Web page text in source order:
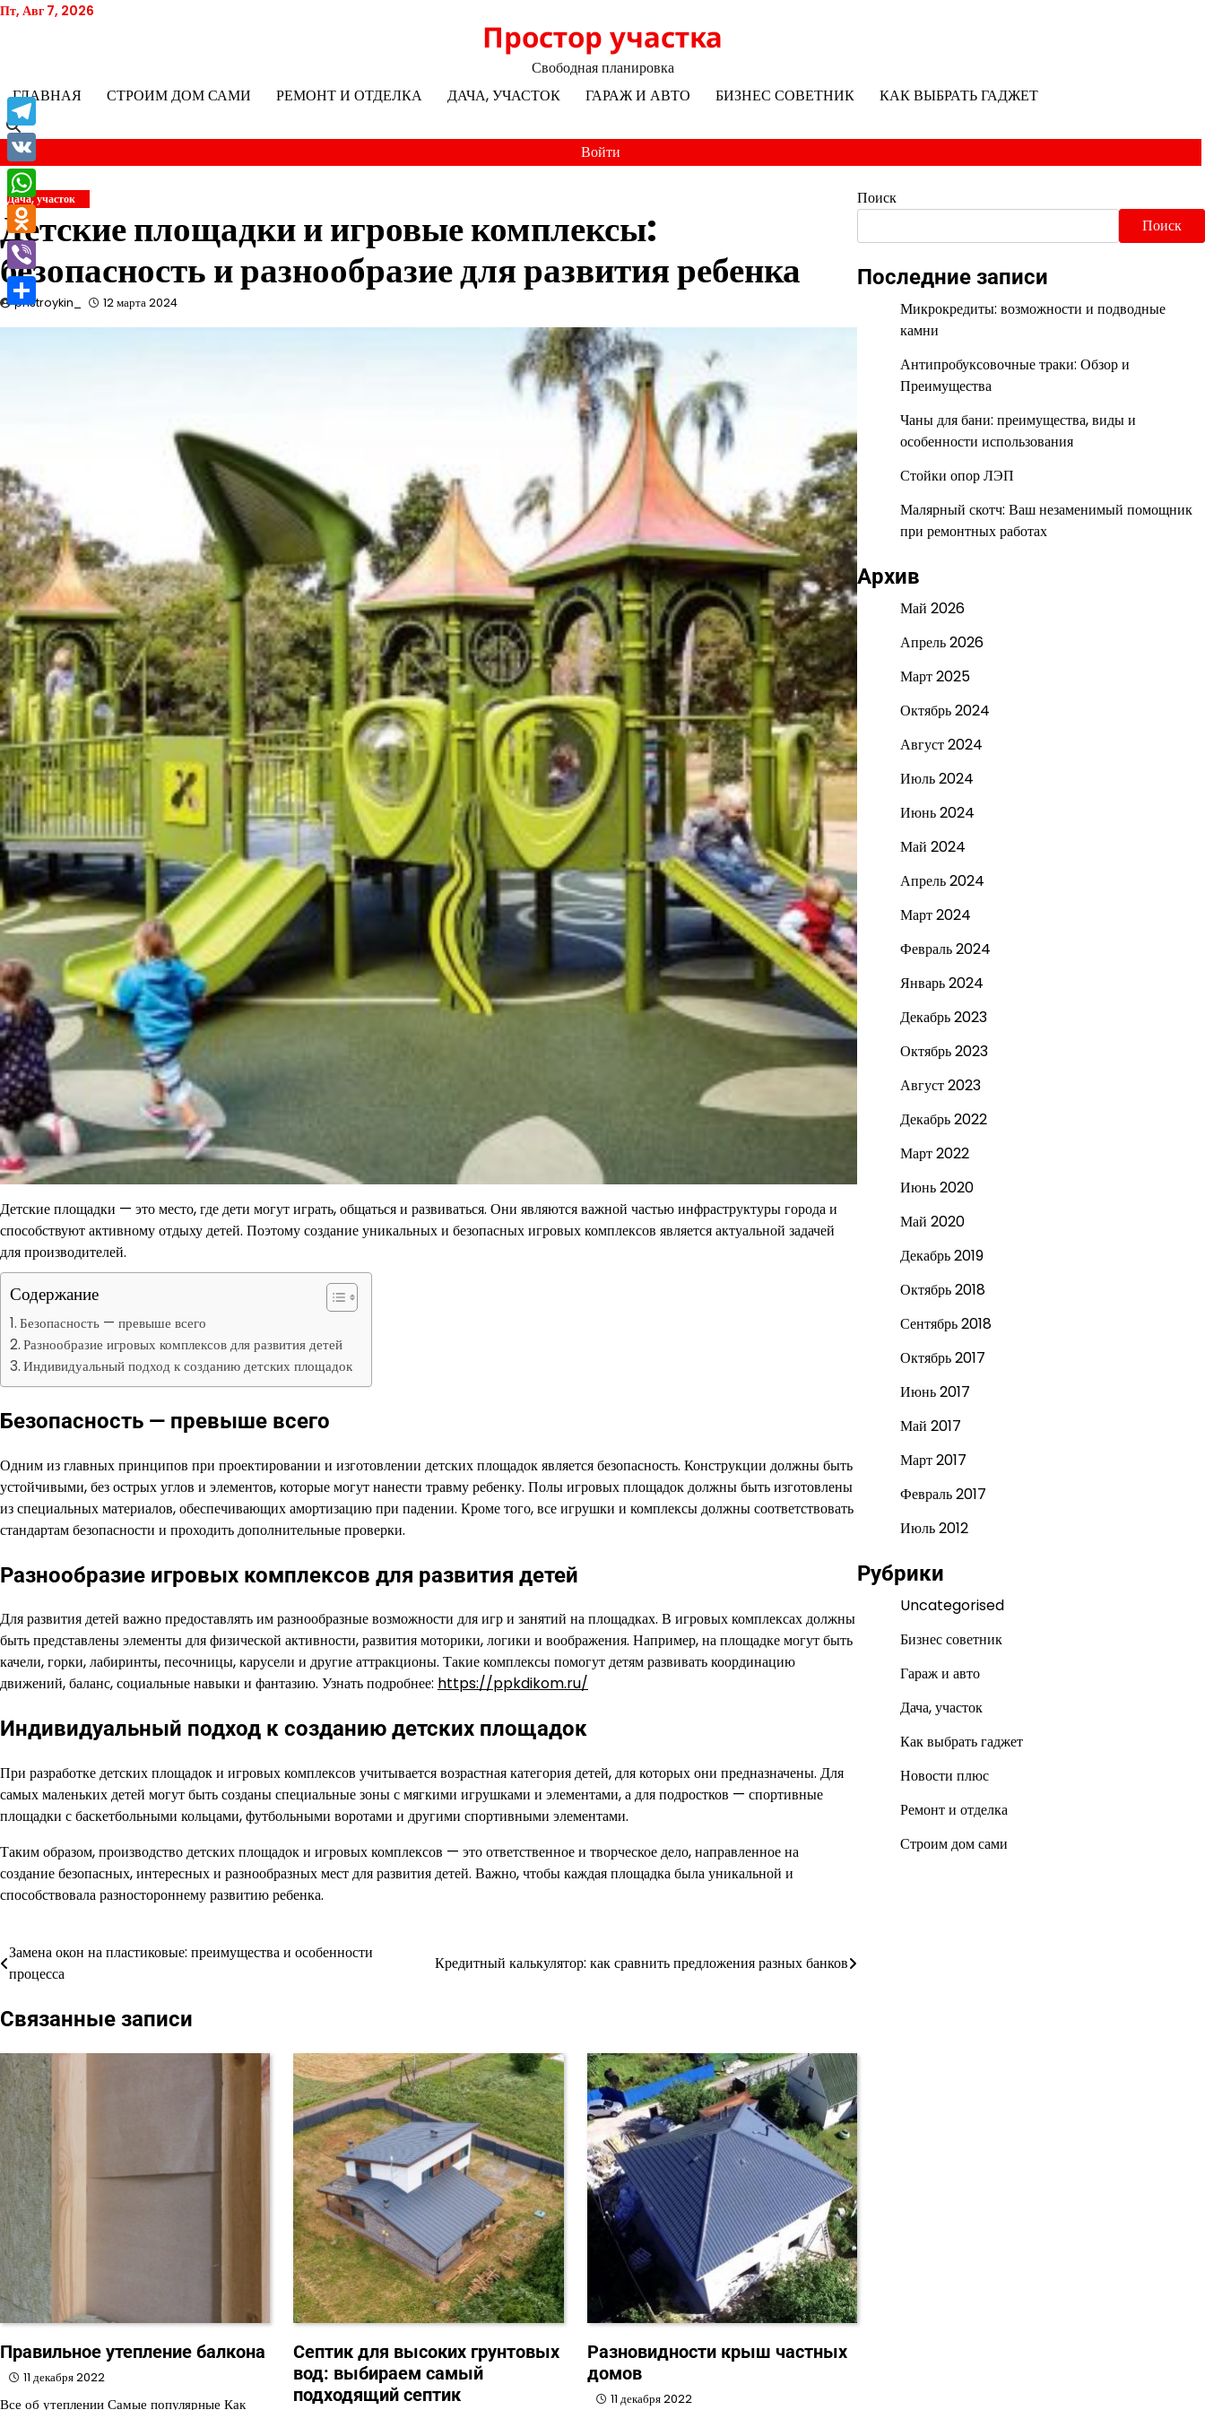
Перейти
Пт, Авг 7, 2026
Простор участка
Свободная планировка
ГЛАВНАЯ
СТРОИМ ДОМ САМИ РЕМОНТ И ОТДЕЛКА ДАЧА, УЧАСТОК ГАРАЖ И АВТО БИЗНЕС СОВЕТНИК КАК ВЫБРАТЬ ГАДЖЕТ
Войти
Дача, участок
Детские площадки и игровые комплексы:
безопасность и разнообразие для развития ребенка
pristroykin_ 12 марта 2024
Детские площадки — это место, где дети могут играть, общаться и развиваться. Они являются важной частью инфраструктуры города и
способствуют активному отдыху детей. Поэтому создание уникальных и безопасных игровых комплексов является актуальной задачей
для производителей.
Содержание
Безопасность — превыше всего
Разнообразие игровых комплексов для развития детей
Индивидуальный подход к созданию детских площадок
Безопасность — превыше всего
Одним из главных принципов при проектировании и изготовлении детских площадок является безопасность. Конструкции должны быть
устойчивыми, без острых углов и элементов, которые могут нанести травму ребенку. Полы игровых площадок должны быть изготовлены
из специальных материалов, обеспечивающих амортизацию при падении. Кроме того, все игрушки и комплексы должны соответствовать
стандартам безопасности и проходить дополнительные проверки.
Разнообразие игровых комплексов для развития детей
Для развития детей важно предоставлять им разнообразные возможности для игр и занятий на площадках. В игровых комплексах должны
быть представлены элементы для физической активности, развития моторики, логики и воображения. Например, на площадке могут быть
качели, горки, лабиринты, песочницы, карусели и другие аттракционы. Такие комплексы помогут детям развивать координацию
движений, баланс, социальные навыки и фантазию. Узнать подробнее: https://ppkdikom.ru/
Индивидуальный подход к созданию детских площадок
При разработке детских площадок и игровых комплексов учитывается возрастная категория детей, для которых они предназначены. Для
самых маленьких детей могут быть созданы специальные зоны с мягкими игрушками и элементами, а для подростков — спортивные
площадки с баскетбольными кольцами, футбольными воротами и другими спортивными элементами.
Таким образом, производство детских площадок и игровых комплексов — это ответственное и творческое дело, направленное на
создание безопасных, интересных и разнообразных мест для развития детей. Важно, чтобы каждая площадка была уникальной и
способствовала разностороннему развитию ребенка.
Навигация
по
записям
Замена окон на пластиковые: преимущества и особенности
процесса
Кредитный калькулятор: как сравнить предложения разных банков
Связанные записи
Правильное утепление балкона
11 декабря 2022
Все об утеплении Самые популярные Как
Септик для высоких грунтовых
вод: выбираем самый
подходящий септик
Разновидности крыш частных
домов
11 декабря 2022
Поиск
Поиск
Последние записи
Микрокредиты: возможности и подводные
камни
Антипробуксовочные траки: Обзор и
Преимущества
Чаны для бани: преимущества, виды и
особенности использования
Стойки опор ЛЭП
Малярный скотч: Ваш незаменимый помощник
при ремонтных работах
Архив
Май 2026
Апрель 2026
Март 2025
Октябрь 2024
Август 2024
Июль 2024
Июнь 2024
Май 2024
Апрель 2024
Март 2024
Февраль 2024
Январь 2024
Декабрь 2023
Октябрь 2023
Август 2023
Декабрь 2022
Март 2022
Июнь 2020
Май 2020
Декабрь 2019
Октябрь 2018
Сентябрь 2018
Октябрь 2017
Июнь 2017
Май 2017
Март 2017
Февраль 2017
Июль 2012
Рубрики
Uncategorised
Бизнес советник
Гараж и авто
Дача, участок
Как выбрать гаджет
Новости плюс
Ремонт и отделка
Строим дом сами
Telegram
VK
WhatsApp
Odnoklassniki
Viber